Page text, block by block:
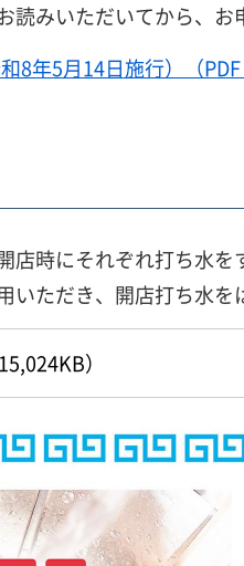
みいただいてから、お
年5月14日施行）（PDF
時にそれぞれ打ち水を
ただき、開店打ち水を
）